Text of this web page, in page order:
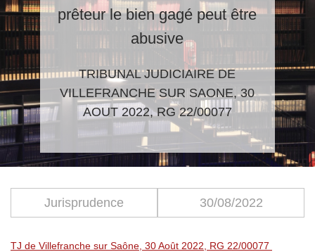
prêteur le bien gagé peut être
abusive
TRIBUNAL JUDICIAIRE DE
VILLEFRANCHE SUR SAONE, 30
AOUT 2022, RG 22/00077
Jurisprudence 30/08/2022
TJ de Villefranche sur Saône, 30 Août 2022, RG 22/00077